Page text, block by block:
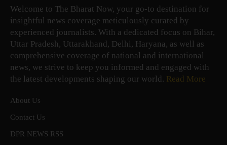
Welcome to The Bharat Now, your go-to destination for
insightful news coverage meticulously curated by
experienced journalists. With a dedicated focus on Bihar,
Uttar Pradesh, Uttarakhand, Delhi, Haryana, as well as
comprehensive coverage of national and international
news, we strive to keep you informed and engaged with
the latest developments shaping our world. Read More
About Us
Contact Us
DPR NEWS RSS